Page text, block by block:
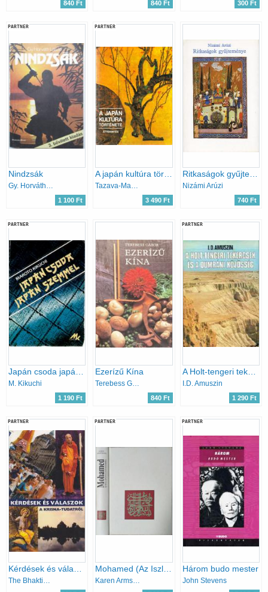
840 Ft 840 Ft 300 Ft
PARTNER
Nindzsák
Gy. Horváth László
1 100 Ft
PARTNER
A japán kultúra története
Tazava-Macsubara-Okuda
3 490 Ft
Ritkaságok gyűjteménye
Nizámi Arúzi
740 Ft
PARTNER
M. Kikuchi
1 190 Ft
Ezerízű Kína
Terebess Gábor
840 Ft
PARTNER
A Holt-tengeri tekercsek és a qumrámi közösség
I.D. Amuszin
1 290 Ft
PARTNER
Kérdések és válaszok a krisna-tudatról
The Bhaktivedanta Book Trust
PARTNER
Mohamed (Az Iszlám nyugati szemmel)
Karen Armstrong
PARTNER
Három budo mester
John Stevens